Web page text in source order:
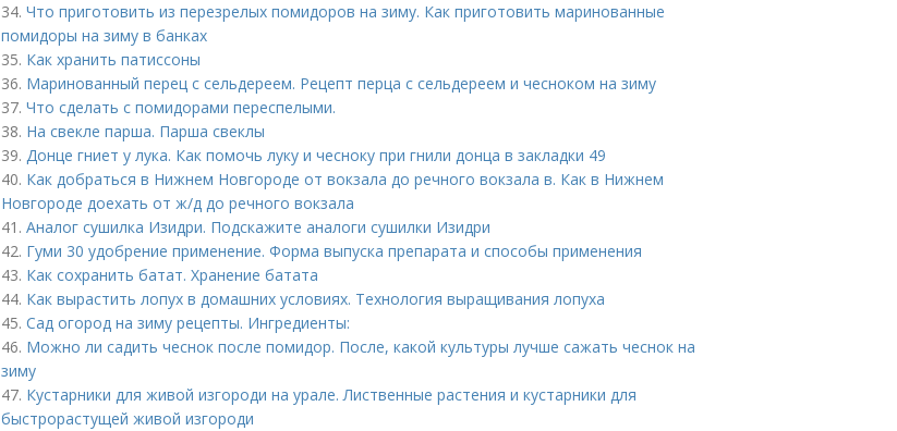
34. Что приготовить из перезрелых помидоров на зиму. Как приготовить маринованные
помидоры на зиму в банках
35. Как хранить патиссоны
36. Маринованный перец с сельдереем. Рецепт перца с сельдереем и чесноком на зиму
37. Что сделать с помидорами переспелыми.
38. На свекле парша. Парша свеклы
39. Донце гниет у лука. Как помочь луку и чесноку при гнили донца в закладки 49
40. Как добраться в Нижнем Новгороде от вокзала до речного вокзала в. Как в Нижнем
Новгороде доехать от ж/д до речного вокзала
41. Аналог сушилка Изидри. Подскажите аналоги сушилки Изидри
42. Гуми 30 удобрение применение. Форма выпуска препарата и способы применения
43. Как сохранить батат. Хранение батата
44. Как вырастить лопух в домашних условиях. Технология выращивания лопуха
45. Сад огород на зиму рецепты. Ингредиенты:
46. Можно ли садить чеснок после помидор. После, какой культуры лучше сажать чеснок на
зиму
47. Кустарники для живой изгороди на урале. Лиственные растения и кустарники для
быстрорастущей живой изгороди